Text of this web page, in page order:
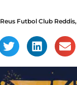
Reus Futbol Club Reddis,